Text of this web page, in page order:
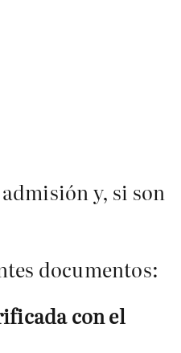
y, si son
documentos:
con el